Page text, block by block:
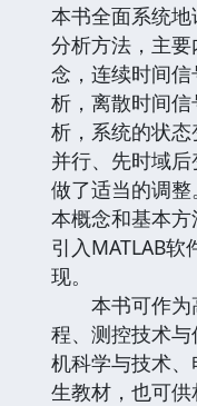
本书全面系统
分析方法，主
念，连续时间
析，离散时间
析，系统的状
并行、先时域
做了适当的调
本概念和基本方
引入MATLAB
现。
本书可作为
程、测控技术
机科学与技术
生教材，也可供